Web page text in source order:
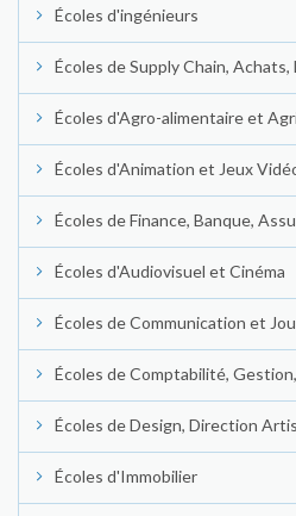
Écoles d'ingénieurs
Écoles de Supply Chain,
Écoles d'Agro-alimentaire et
Écoles d'Animation et Jeux
Écoles de Finance, Banque,
Écoles d'Audiovisuel et Cinéma
Écoles de Communication et
Écoles de Comptabilité,
Écoles de Design, Direction
Écoles d'Immobilier